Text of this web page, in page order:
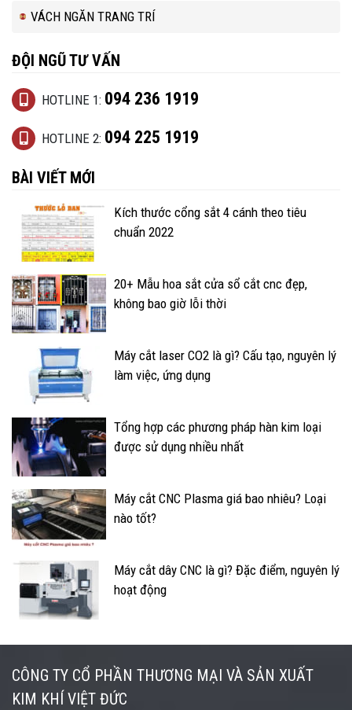
VÁCH NGĂN TRANG TRÍ
ĐỘI NGŨ TƯ VẤN
HOTLINE 1: 094 236 1919
HOTLINE 2: 094 225 1919
BÀI VIẾT MỚI
Kích thước cổng sắt 4 cánh theo tiêu
chuẩn 2022
20+ Mẫu hoa sắt cửa sổ cắt cnc đẹp,
không bao giờ lỗi thời
Máy cắt laser CO2 là gì? Cấu tạo, nguyên lý
làm việc, ứng dụng
Tổng hợp các phương pháp hàn kim loại
được sử dụng nhiều nhất
Máy cắt CNC Plasma giá bao nhiêu? Loại
nào tốt?
Máy cắt dây CNC là gì? Đặc điểm, nguyên lý
hoạt động
CÔNG TY CỔ PHẦN THƯƠNG MẠI VÀ SẢN XUẤT
KIM KHÍ VIỆT ĐỨC